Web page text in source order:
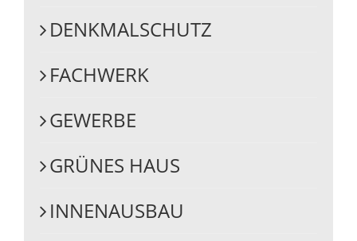
DENKMALSCHUTZ
FACHWERK
GEWERBE
GRÜNES HAUS
INNENAUSBAU